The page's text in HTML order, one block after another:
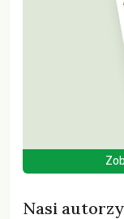
Nasi autorzy